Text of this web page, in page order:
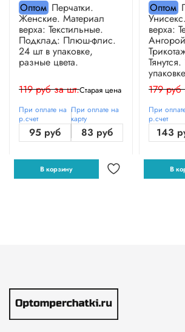
ОптомПерчатки.
Женские. Материал
верха: Текстильные.
Подклад: Плюш-флис.
24 шт в упаковке,
разные цвета.
119 руб за шт.Старая цена
При оплате на
р.счет
95 руб
При оплате на
карту
83 руб
В корзину
Оптом
верха:
179 руб
При
р.счет
143
В